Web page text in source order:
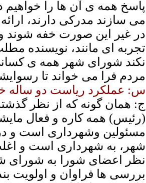
پاسخ همه ی آن ها را خواهیم
می سازند مدرکی دارند،
در غیر این صورت خفه شوند
تجربه ای مانند، نویسنده
نکند شورای شهر همه ی
مردم فرا می خواند تا
س: عملکرد ریاست دو ساله
ج: همان گونه که از نظر
(رئیس) همه کاره و فعال
مسئولین وشهرداری است و
شهر، به شهرداری است و
نظر اعضای شورا به شورای
بررسی ها فراوان و اولویت